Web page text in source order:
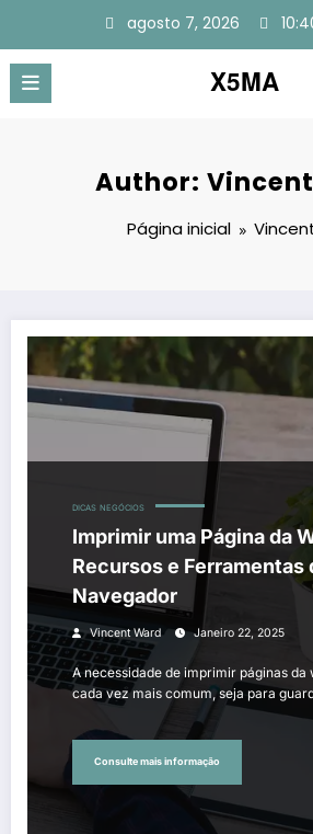
o
conteúdo
agosto 7, 2026
X5MA
Author:
Página inicial
Imprimir uma Página da Web: Recursos
DICAS NEGÓCIOS
Imprimir uma Página da
Recursos e Ferramentas
Navegador
Vincent Ward Janeiro 22, 2025
A necessidade de imprimir páginas da
cada vez mais comum, seja para
Consulte mais informação